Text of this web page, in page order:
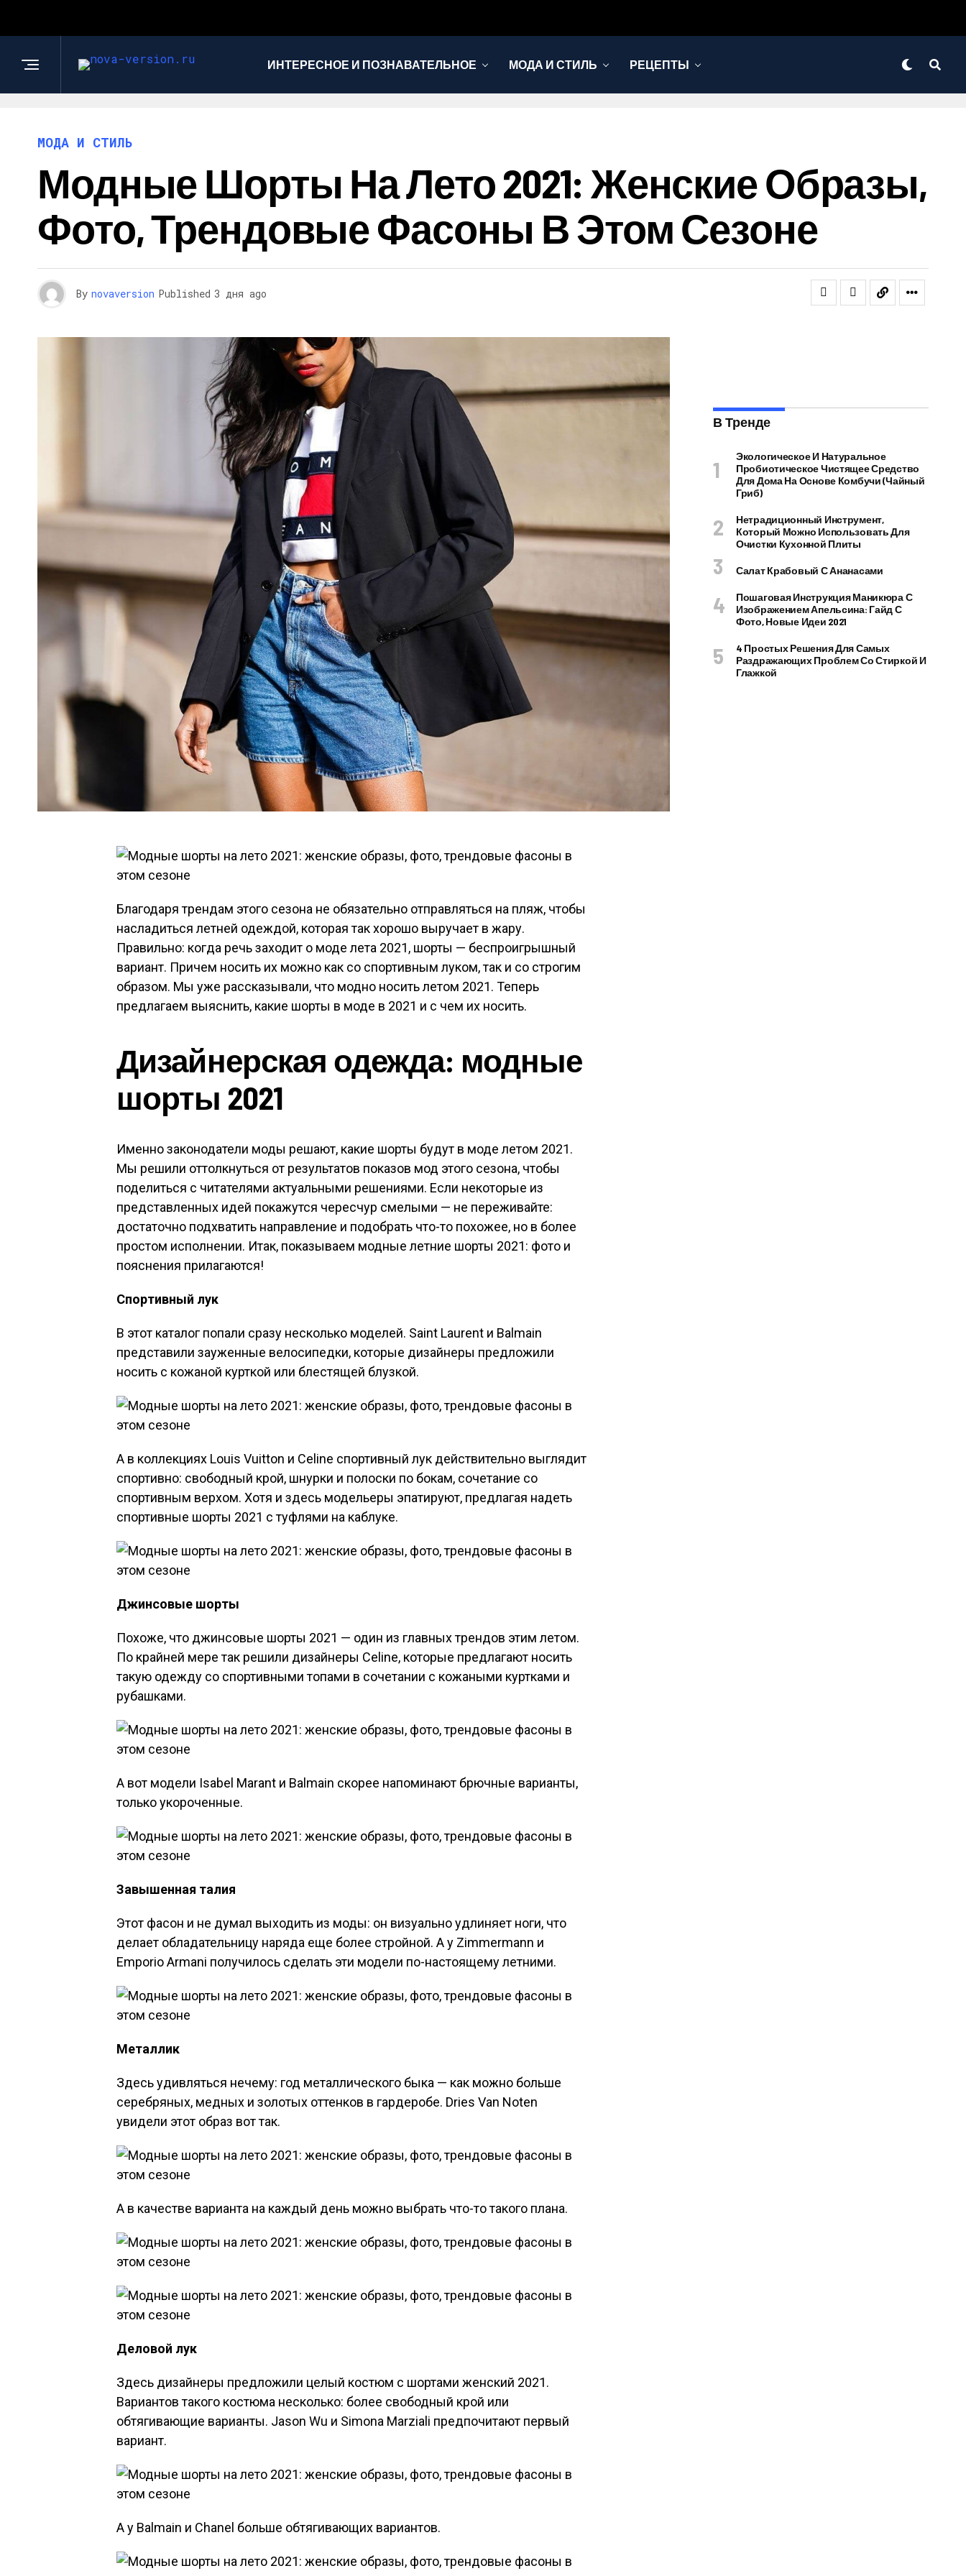
ИНТЕРЕСНОЕ И ПОЗНАВАТЕЛЬНОЕ МОДА И СТИЛЬ РЕЦЕПТЫ
МОДА И СТИЛЬ
Модные Шорты На Лето 2021: Женские Образы,
Фото, Трендовые Фасоны В Этом Сезоне
By novaversion Published 3 дня ago
Благодаря трендам этого сезона не обязательно отправляться на пляж, чтобы
насладиться летней одеждой, которая так хорошо выручает в жару.
Правильно: когда речь заходит о моде лета 2021, шорты — беспроигрышный
вариант. Причем носить их можно как со спортивным луком, так и со строгим
образом. Мы уже рассказывали, что модно носить летом 2021. Теперь
предлагаем выяснить, какие шорты в моде в 2021 и с чем их носить.
Дизайнерская одежда: модные
шорты 2021
Именно законодатели моды решают, какие шорты будут в моде летом 2021.
Мы решили оттолкнуться от результатов показов мод этого сезона, чтобы
поделиться с читателями актуальными решениями. Если некоторые из
представленных идей покажутся чересчур смелыми — не переживайте:
достаточно подхватить направление и подобрать что-то похожее, но в более
простом исполнении. Итак, показываем модные летние шорты 2021: фото и
пояснения прилагаются!
Спортивный лук
В этот каталог попали сразу несколько моделей. Saint Laurent и Balmain
представили зауженные велосипедки, которые дизайнеры предложили
носить с кожаной курткой или блестящей блузкой.
А в коллекциях Louis Vuitton и Celine спортивный лук действительно выглядит
спортивно: свободный крой, шнурки и полоски по бокам, сочетание со
спортивным верхом. Хотя и здесь модельеры эпатируют, предлагая надеть
спортивные шорты 2021 с туфлями на каблуке.
Джинсовые шорты
Похоже, что джинсовые шорты 2021 — один из главных трендов этим летом.
По крайней мере так решили дизайнеры Celine, которые предлагают носить
такую одежду со спортивными топами в сочетании с кожаными куртками и
рубашками.
А вот модели Isabel Marant и Balmain скорее напоминают брючные варианты,
только укороченные.
Завышенная талия
Этот фасон и не думал выходить из моды: он визуально удлиняет ноги, что
делает обладательницу наряда еще более стройной. А у Zimmermann и
Emporio Armani получилось сделать эти модели по-настоящему летними.
Металлик
Здесь удивляться нечему: год металлического быка — как можно больше
серебряных, медных и золотых оттенков в гардеробе. Dries Van Noten
увидели этот образ вот так.
А в качестве варианта на каждый день можно выбрать что-то такого плана.
Деловой лук
Здесь дизайнеры предложили целый костюм с шортами женский 2021.
Вариантов такого костюма несколько: более свободный крой или
обтягивающие варианты. Jason Wu и Simona Marziali предпочитают первый
вариант.
А у Balmain и Chanel больше обтягивающих вариантов.
В Тренде
Экологическое И Натуральное
Пробиотическое Чистящее Средство
Для Дома На Основе Комбучи (чайный
Гриб)
Нетрадиционный Инструмент,
Который Можно Использовать Для
Очистки Кухонной Плиты
Салат Крабовый С Ананасами
Пошаговая Инструкция Маникюра С
Изображением Апельсина: Гайд С
Фото, Новые Идеи 2021
4 Простых Решения Для Самых
Раздражающих Проблем Со Стиркой И
Глажкой